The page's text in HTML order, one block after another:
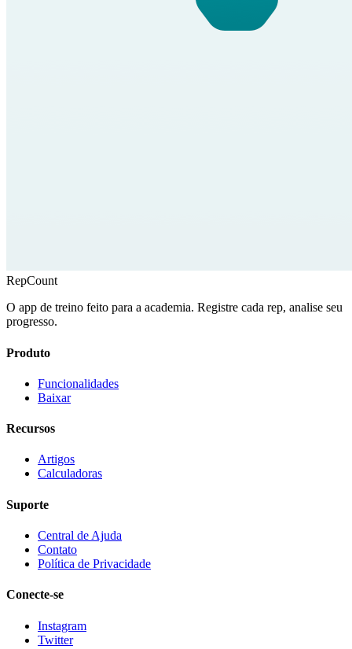
RepCount
O app de treino feito para a academia. Registre cada rep, analise seu
progresso.
Produto
Funcionalidades
Baixar
Recursos
Artigos
Calculadoras
Suporte
Central de Ajuda
Contato
Política de Privacidade
Conecte-se
Instagram
Twitter